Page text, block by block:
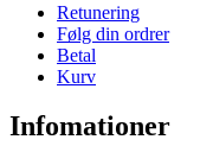
Retunering
Følg din ordrer
Betal
Kurv
Infomationer